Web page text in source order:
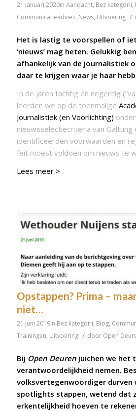
21 januari 2020in Aandacht, Bez kategorii,
Communicatieadvies, News, Uitvoering /
Het is lastig te voorspellen of
‘nieuws’ mag heten. Gelukkig
afhankelijk van de journalistiek
daar te krijgen waar je haar
In de jaren tachtig en negentig
leerden we op de toenmalige
Journalistiek (en Voorlichting)
nieuwsselectiecriteria van Galtung
identificeerden voorwaarden en
feit moest voldoen om nieuws te
Lees meer >
Opstappen? Prima –
niet…
21 juni 2019in Bez kategorii, Blog,
Trainingen, Uitvoering / door Open
Bij Open Deuren juichen we het
verantwoordelijkheid nemen.
volksvertegenwoordiger durven
spotlights stappen, wetend dat
erkentelijkheid hoeven te